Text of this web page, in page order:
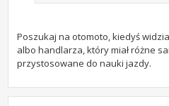
Poszukaj na otomoto, kiedyś
albo handlarza, który miał różne
przystosowane do nauki jazdy.